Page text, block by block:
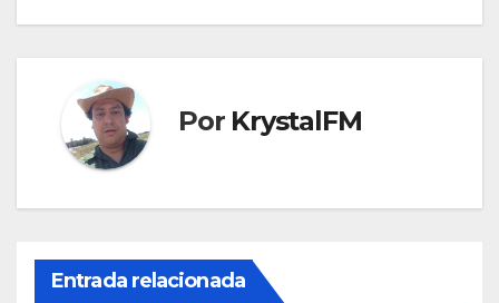
Por KrystalFM
Entrada relacionada